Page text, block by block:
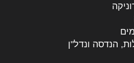
הנדסה ונדל"ן